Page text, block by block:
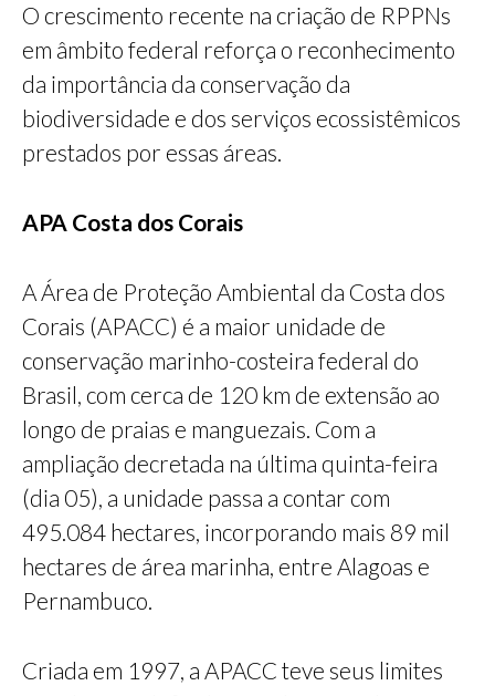
O crescimento recente na criação de RPPNs
em âmbito federal reforça o reconhecimento
da importância da conservação da
biodiversidade e dos serviços ecossistêmicos
prestados por essas áreas.
APA Costa dos Corais
A Área de Proteção Ambiental da Costa dos
Corais (APACC) é a maior unidade de
conservação marinho-costeira federal do
Brasil, com cerca de 120 km de extensão ao
longo de praias e manguezais. Com a
ampliação decretada na última quinta-feira
(dia 05), a unidade passa a contar com
495.084 hectares, incorporando mais 89 mil
hectares de área marinha, entre Alagoas e
Pernambuco.
Criada em 1997, a APACC teve seus limites